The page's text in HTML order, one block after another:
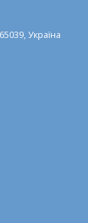
Україна